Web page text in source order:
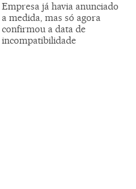
Empresa já havia anunciado
a medida, mas só agora
confirmou a data de
incompatibilidade